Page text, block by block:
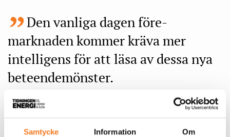
Samtycke Information Om
Den vanliga dagen före-
marknaden kommer kräva mer
intelligens för att läsa av dessa nya
beteendemönster.
Fler timprisavtal framöver
Idag jobbar Anna Öhberg som portföljansvarig och ger råd
till sina kunder och hjälper dem att hantera affärer, till